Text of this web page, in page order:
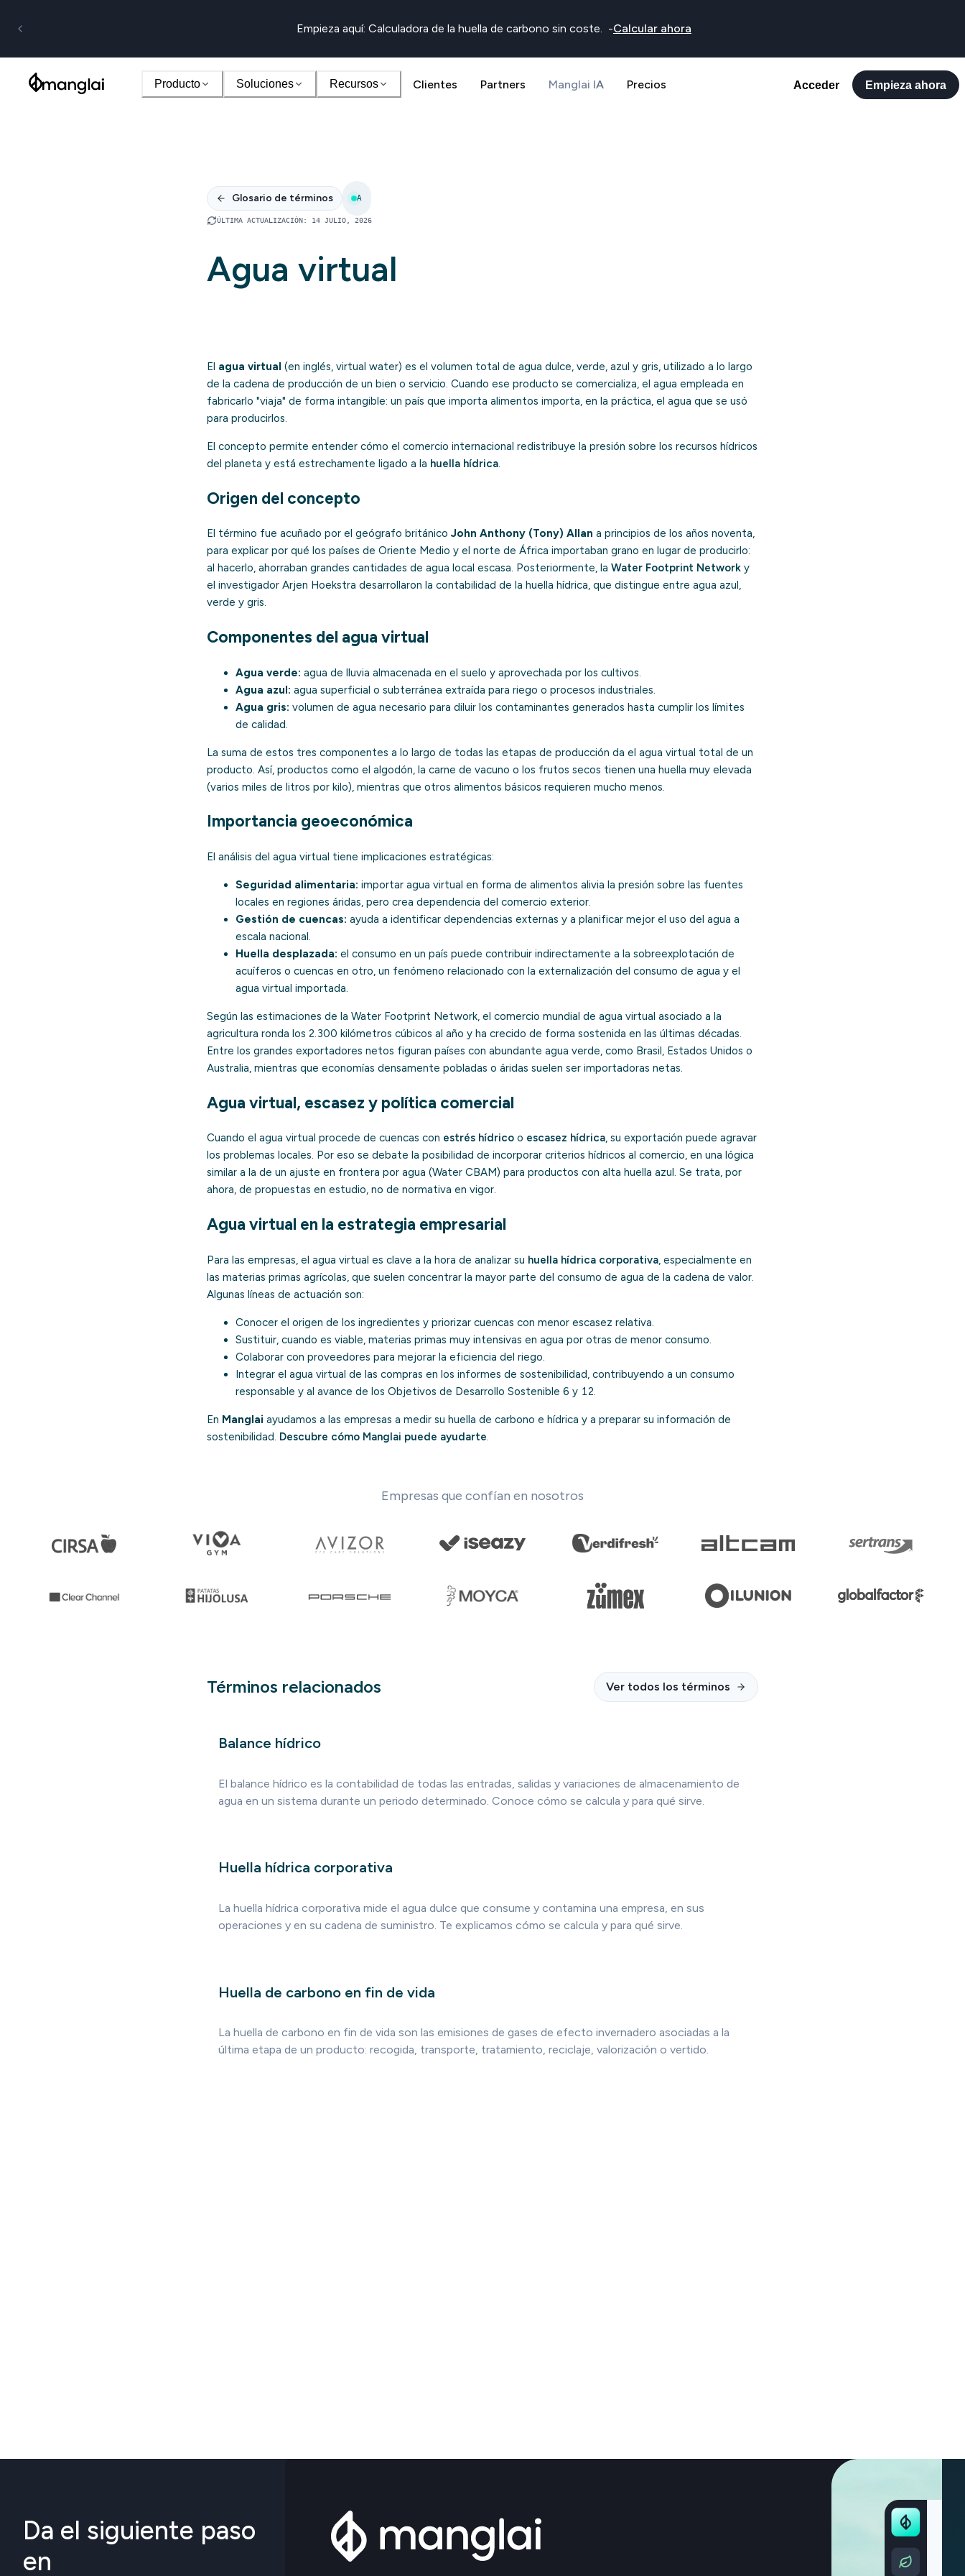
Empieza aquí: Calculadora de la huella de carbono sin coste. -Calcular ahora
Producto Soluciones Recursos Clientes Partners Manglai IA Precios Acceder Empieza ahora
Glosario de términos A
ÚLTIMA ACTUALIZACIÓN: 14 JULIO, 2026
Agua virtual
El agua virtual (en inglés, virtual water) es el volumen total de agua dulce, verde, azul y gris, utilizado a lo largo
de la cadena de producción de un bien o servicio. Cuando ese producto se comercializa, el agua empleada en
fabricarlo "viaja" de forma intangible: un país que importa alimentos importa, en la práctica, el agua que se usó
para producirlos.
El concepto permite entender cómo el comercio internacional redistribuye la presión sobre los recursos hídricos
del planeta y está estrechamente ligado a la huella hídrica.
Origen del concepto
El término fue acuñado por el geógrafo británico John Anthony (Tony) Allan a principios de los años noventa,
para explicar por qué los países de Oriente Medio y el norte de África importaban grano en lugar de producirlo:
al hacerlo, ahorraban grandes cantidades de agua local escasa. Posteriormente, la Water Footprint Network y
el investigador Arjen Hoekstra desarrollaron la contabilidad de la huella hídrica, que distingue entre agua azul,
verde y gris.
Componentes del agua virtual
Agua verde: agua de lluvia almacenada en el suelo y aprovechada por los cultivos.
Agua azul: agua superficial o subterránea extraída para riego o procesos industriales.
Agua gris: volumen de agua necesario para diluir los contaminantes generados hasta cumplir los límites
de calidad.
La suma de estos tres componentes a lo largo de todas las etapas de producción da el agua virtual total de un
producto. Así, productos como el algodón, la carne de vacuno o los frutos secos tienen una huella muy elevada
(varios miles de litros por kilo), mientras que otros alimentos básicos requieren mucho menos.
Importancia geoeconómica
El análisis del agua virtual tiene implicaciones estratégicas:
Seguridad alimentaria: importar agua virtual en forma de alimentos alivia la presión sobre las fuentes
locales en regiones áridas, pero crea dependencia del comercio exterior.
Gestión de cuencas: ayuda a identificar dependencias externas y a planificar mejor el uso del agua a
escala nacional.
Huella desplazada: el consumo en un país puede contribuir indirectamente a la sobreexplotación de
acuíferos o cuencas en otro, un fenómeno relacionado con la externalización del consumo de agua y el
agua virtual importada.
Según las estimaciones de la Water Footprint Network, el comercio mundial de agua virtual asociado a la
agricultura ronda los 2.300 kilómetros cúbicos al año y ha crecido de forma sostenida en las últimas décadas.
Entre los grandes exportadores netos figuran países con abundante agua verde, como Brasil, Estados Unidos o
Australia, mientras que economías densamente pobladas o áridas suelen ser importadoras netas.
Agua virtual, escasez y política comercial
Cuando el agua virtual procede de cuencas con estrés hídrico o escasez hídrica, su exportación puede agravar
los problemas locales. Por eso se debate la posibilidad de incorporar criterios hídricos al comercio, en una lógica
similar a la de un ajuste en frontera por agua (Water CBAM) para productos con alta huella azul. Se trata, por
ahora, de propuestas en estudio, no de normativa en vigor.
Agua virtual en la estrategia empresarial
Para las empresas, el agua virtual es clave a la hora de analizar su huella hídrica corporativa, especialmente en
las materias primas agrícolas, que suelen concentrar la mayor parte del consumo de agua de la cadena de valor.
Algunas líneas de actuación son:
Conocer el origen de los ingredientes y priorizar cuencas con menor escasez relativa.
Sustituir, cuando es viable, materias primas muy intensivas en agua por otras de menor consumo.
Colaborar con proveedores para mejorar la eficiencia del riego.
Integrar el agua virtual de las compras en los informes de sostenibilidad, contribuyendo a un consumo
responsable y al avance de los Objetivos de Desarrollo Sostenible 6 y 12.
En Manglai ayudamos a las empresas a medir su huella de carbono e hídrica y a preparar su información de
sostenibilidad. Descubre cómo Manglai puede ayudarte.
Empresas que confían en nosotros
Términos relacionados Ver todos los términos
Balance hídrico
El balance hídrico es la contabilidad de todas las entradas, salidas y variaciones de almacenamiento de
agua en un sistema durante un periodo determinado. Conoce cómo se calcula y para qué sirve.
Huella hídrica corporativa
La huella hídrica corporativa mide el agua dulce que consume y contamina una empresa, en sus
operaciones y en su cadena de suministro. Te explicamos cómo se calcula y para qué sirve.
Huella de carbono en fin de vida
La huella de carbono en fin de vida son las emisiones de gases de efecto invernadero asociadas a la
última etapa de un producto: recogida, transporte, tratamiento, reciclaje, valorización o vertido.
Da el siguiente paso
en